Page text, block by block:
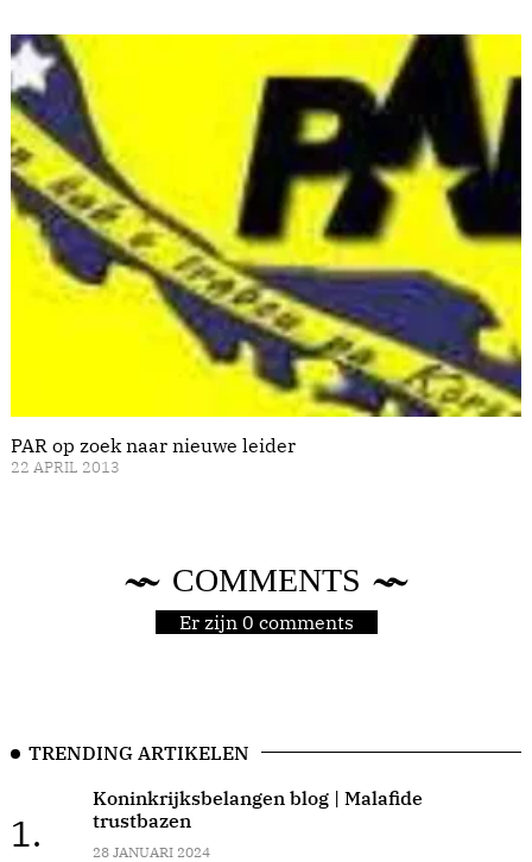
PAR op zoek naar nieuwe leider
22 APRIL 2013
COMMENTS
Er zijn 0 comments
TRENDING ARTIKELEN
1.
Koninkrijksbelangen blog | Malafide
trustbazen
28 JANUARI 2024